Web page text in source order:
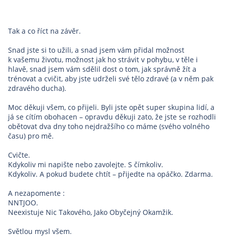
Tak a co říct na závěr.
Snad jste si to užili, a snad jsem vám přidal možnost
k vašemu životu, možnost jak ho strávit v pohybu, v těle i
hlavě, snad jsem vám sdělil dost o tom, jak správně žít a
trénovat a cvičit, aby jste udrželi své tělo zdravé (a v něm pak
zdravého ducha).
Moc děkuji všem, co přijeli. Byli jste opět super skupina lidí, a
já se cítím obohacen – opravdu děkuji zato, že jste se rozhodli
obětovat dva dny toho nejdražšího co máme (svého volného
času) pro mě.
Cvičte.
Kdykoliv mi napište nebo zavolejte. S čímkoliv.
Kdykoliv. A pokud budete chtít – přijedte na opáčko. Zdarma.
A nezapomente :
NNTJOO.
Neexistuje Nic Takového, Jako Obyčejný Okamžik.
Světlou mysl všem.